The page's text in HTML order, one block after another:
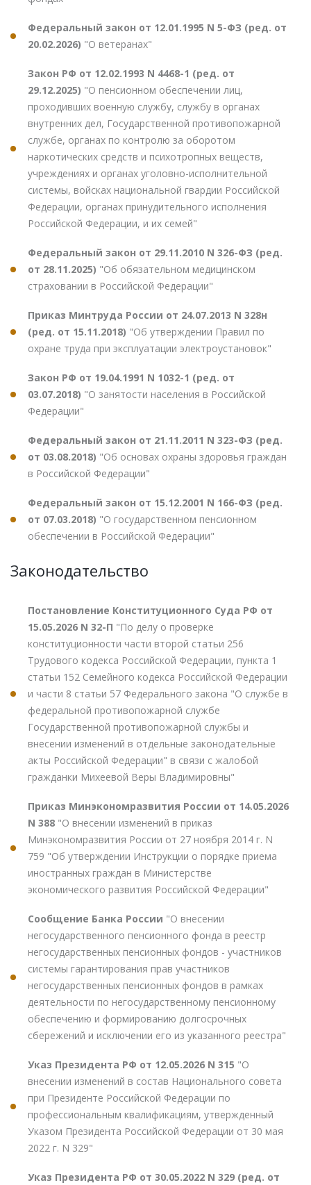
Федеральный закон от 12.01.1995 N 5-ФЗ (ред. от
20.02.2026) "О ветеранах"
Закон РФ от 12.02.1993 N 4468-1 (ред. от
29.12.2025) "О пенсионном обеспечении лиц,
проходивших военную службу, службу в органах
внутренних дел, Государственной противопожарной
службе, органах по контролю за оборотом
наркотических средств и психотропных веществ,
учреждениях и органах уголовно-исполнительной
системы, войсках национальной гвардии Российской
Федерации, органах принудительного исполнения
Российской Федерации, и их семей"
Федеральный закон от 29.11.2010 N 326-ФЗ (ред.
от 28.11.2025) "Об обязательном медицинском
страховании в Российской Федерации"
Приказ Минтруда России от 24.07.2013 N 328н
(ред. от 15.11.2018) "Об утверждении Правил по
охране труда при эксплуатации электроустановок"
Закон РФ от 19.04.1991 N 1032-1 (ред. от
03.07.2018) "О занятости населения в Российской
Федерации"
Федеральный закон от 21.11.2011 N 323-ФЗ (ред.
от 03.08.2018) "Об основах охраны здоровья граждан
в Российской Федерации"
Федеральный закон от 15.12.2001 N 166-ФЗ (ред.
от 07.03.2018) "О государственном пенсионном
обеспечении в Российской Федерации"
Законодательство
Постановление Конституционного Суда РФ от
15.05.2026 N 32-П "По делу о проверке
конституционности части второй статьи 256
Трудового кодекса Российской Федерации, пункта 1
статьи 152 Семейного кодекса Российской Федерации
и части 8 статьи 57 Федерального закона "О службе в
федеральной противопожарной службе
Государственной противопожарной службы и
внесении изменений в отдельные законодательные
акты Российской Федерации" в связи с жалобой
гражданки Михеевой Веры Владимировны"
Приказ Минэкономразвития России от 14.05.2026
N 388 "О внесении изменений в приказ
Минэкономразвития России от 27 ноября 2014 г. N
759 "Об утверждении Инструкции о порядке приема
иностранных граждан в Министерстве
экономического развития Российской Федерации"
Сообщение Банка России "О внесении
негосударственного пенсионного фонда в реестр
негосударственных пенсионных фондов - участников
системы гарантирования прав участников
негосударственных пенсионных фондов в рамках
деятельности по негосударственному пенсионному
обеспечению и формированию долгосрочных
сбережений и исключении его из указанного реестра"
Указ Президента РФ от 12.05.2026 N 315 "О
внесении изменений в состав Национального совета
при Президенте Российской Федерации по
профессиональным квалификациям, утвержденный
Указом Президента Российской Федерации от 30 мая
2022 г. N 329"
Указ Президента РФ от 30.05.2022 N 329 (ред. от